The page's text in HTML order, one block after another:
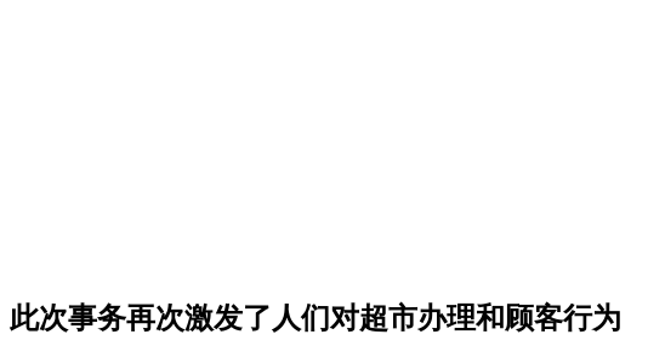
此次事务再次激发了人们对超市办理和顾客行为